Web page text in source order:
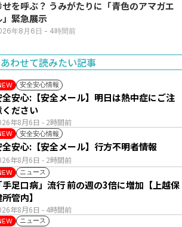
せを呼ぶ？ うみがたりに「青色のアマガエ
」緊急展示
年8月6日 - 4時間前
あわせて読みたい記事
安全安心情報
年8月6日 - 2時間前
全安心:【安全メール】明日は熱中症にご注
ください
安全安心情報
年8月6日 - 2時間前
全安心:【安全メール】行方不明者情報
ニュース
年8月6日 - 4時間前
足口病」流行 前の週の3倍に増加【上越保
管内】
ニュース